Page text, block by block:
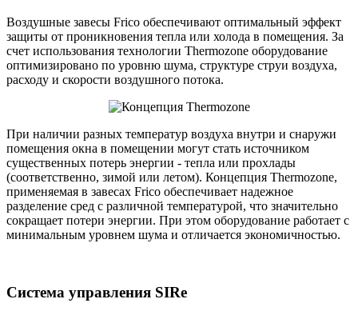
Воздушные завесы Frico обеспечивают оптимальный эффект
защиты от проникновения тепла или холода в помещения. За
счет использования технологии Thermozone оборудование
оптимизировано по уровню шума, структуре струи воздуха,
расходу и скорости воздушного потока.
При наличии разных температур воздуха внутри и снаружи
помещения окна в помещении могут стать источником
существенных потерь энергии - тепла или прохлады
(соответственно, зимой или летом). Концепция Thermozone,
применяемая в завесах Frico обеспечивает надежное
разделение сред с различной температурой, что значительно
сокращает потери энергии. При этом оборудование работает с
минимальным уровнем шума и отличается экономичностью.
Система управления SIRe